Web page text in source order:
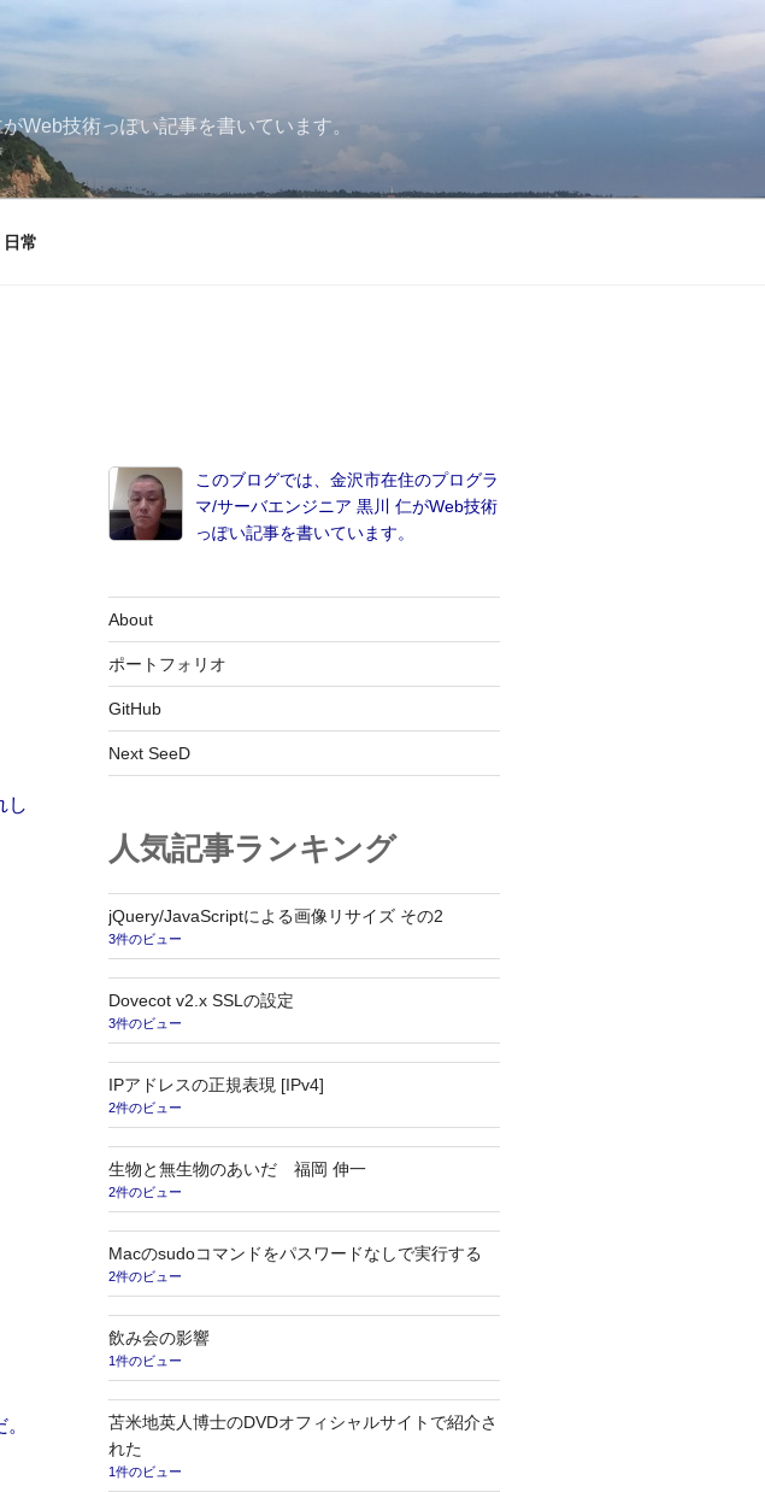
Web技術っぽい記事を書いています。
日常
し
このブログでは、金沢市在住のプログラ
マ/サーバエンジニア 黒川 仁がWeb技術
っぽい記事を書いています。
About
ポートフォリオ
GitHub
Next SeeD
人気記事ランキング
jQuery/JavaScriptによる画像リサイズ その2
3件のビュー
Dovecot v2.x SSLの設定
3件のビュー
IPアドレスの正規表現 [IPv4]
2件のビュー
生物と無生物のあいだ 福岡 伸一
2件のビュー
Macのsudoコマンドをパスワードなしで実行する
2件のビュー
飲み会の影響
1件のビュー
苫米地英人博士のDVDオフィシャルサイトで紹介さ
れた
1件のビュー